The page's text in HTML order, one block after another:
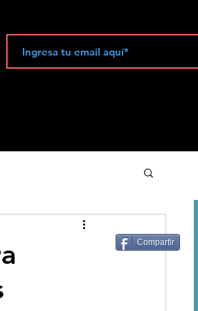
Compartir